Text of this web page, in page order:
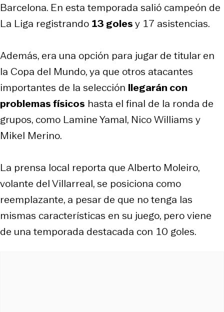
Barcelona. En esta temporada salió campeón de
La Liga registrando 13 golesy 17 asistencias.
Además, era una opción para jugar de titular en
la Copa del Mundo, ya que otros atacantes
importantes de la selección llegarán con
problemas físicos hasta el final de la ronda de
grupos, como Lamine Yamal, Nico Williams y
Mikel Merino.
La prensa local reporta que Alberto Moleiro,
volante del Villarreal, se posiciona como
reemplazante, a pesar de que no tenga las
mismas características en su juego, pero viene
de una temporada destacada con 10 goles.